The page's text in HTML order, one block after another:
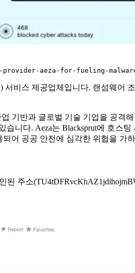
provider-aeza-for-fueling-
비스 제공업체입니다. 랜섬웨어
기반과 글로벌 기술 기업을 공
습니다. Aeza는 Blacksprut에 호
어 공공 안전에 심각한 위협을 가
주소